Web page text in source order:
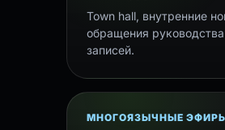
Town hall, внутренние
обращения
записей.
МНОГОЯЗЫЧНЫЕ